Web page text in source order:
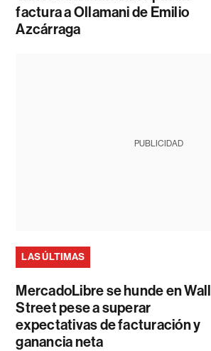
factura a Ollamani de Emilio
Azcárraga
PUBLICIDAD
LAS ÚLTIMAS
MercadoLibre se hunde en Wall
Street pese a superar
expectativas de facturación y
ganancia neta